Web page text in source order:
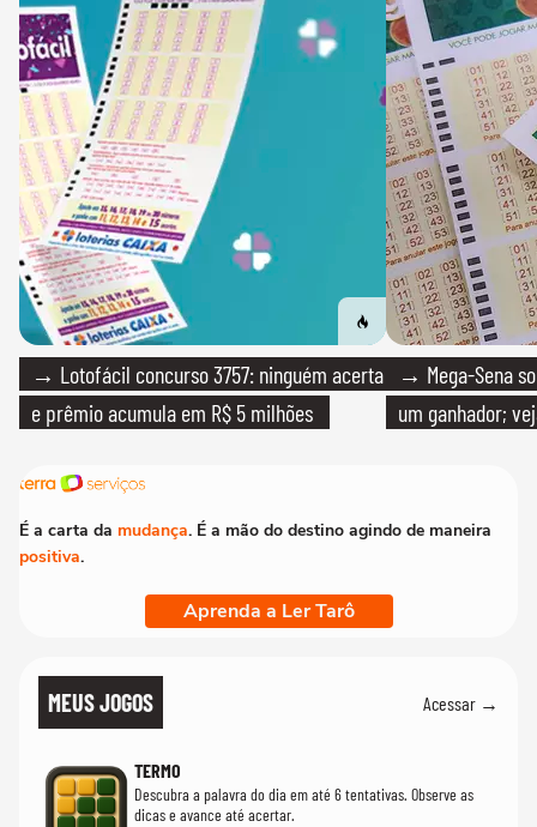
→ Lotofácil concurso 3757: ninguém acerta
e prêmio acumula em R$ 5 milhões
→ Mega-Sena
um ganhador;
É a carta da mudança. É a mão do destino agindo de maneira
positiva.
Aprenda a Ler Tarô
MEUS JOGOS Acessar →
TERMO
Descubra a palavra do dia em até 6 tentativas. Observe as
dicas e avance até acertar.